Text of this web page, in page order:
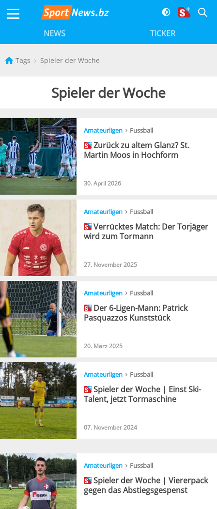
NEWS TICKER
Tags Spieler der Woche
Spieler der Woche
Amateurligen › Fussball
Zurück zu altem Glanz? St.
Martin Moos in Hochform
30. April 2026
Amateurligen › Fussball
Verrücktes Match: Der Torjäger
wird zum Tormann
27. November 2025
Amateurligen › Fussball
Der 6-Ligen-Mann: Patrick
Pasquazzos Kunststück
20. März 2025
Amateurligen › Fussball
Spieler der Woche | Einst Ski-
Talent, jetzt Tormaschine
07. November 2024
Amateurligen › Fussball
Spieler der Woche | Viererpack
gegen das Abstiegsgespenst